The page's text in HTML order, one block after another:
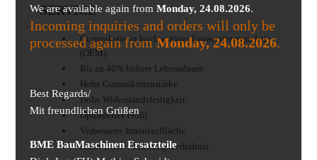
We are available again fromMonday, 24.08.2026.
Incoming inquiries and orders will only be
processed again fromMonday, 24.08.2026.
Best Regards/
Mit freundlichen Grüßen
BME BauMaschinen Ersatzteile
SERVICE
Gummikette in hochwertiger Erstausrüsterqualität
(OEM)
Bis zu 40% höhere Lebensdauer
Hohe Gummikettenstärke
Hohe Widerstandsfestigkeit
Optimiertes Profil
Verbesserte Innenlauffläche
Faires Preis- / Leistungsverhältnis